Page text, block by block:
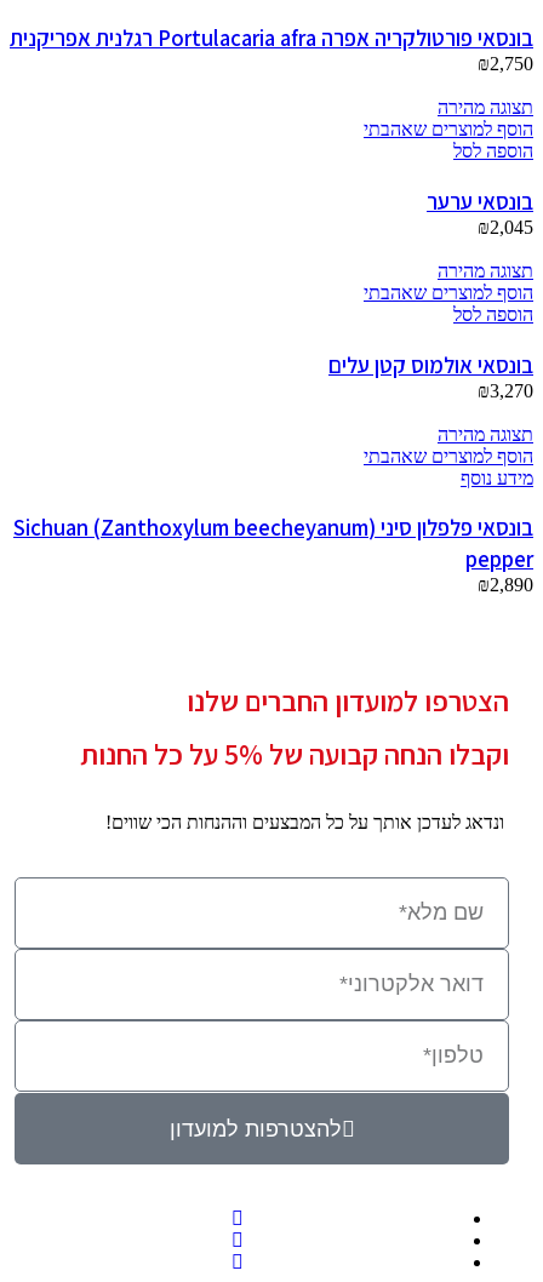
בונסאי פורטולקריה אפרה Portulacaria afra רגלנית אפריקנית
₪2,750
תצוגה מהירה
הוסף למוצרים שאהבתי
הוספה לסל
בונסאי ערער
₪2,045
תצוגה מהירה
הוסף למוצרים שאהבתי
הוספה לסל
בונסאי אולמוס קטן עלים
₪3,270
תצוגה מהירה
הוסף למוצרים שאהבתי
מידע נוסף
בונסאי פלפלון סיני (Zanthoxylum beecheyanum) Sichuan
pepper
₪2,890
הצטרפו למועדון החברים שלנו
וקבלו הנחה קבועה של 5% על כל החנות
ונדאג לעדכן אותך על כל המבצעים וההנחות הכי שווים!
להצטרפות למועדון